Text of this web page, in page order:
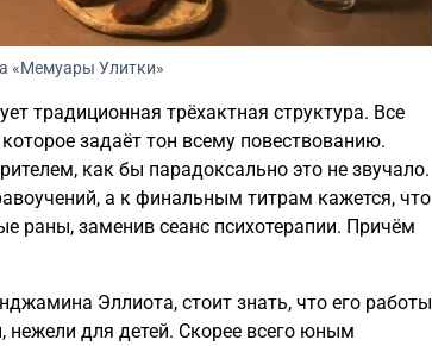
«Мемуары Улитки»
традиционная трёхактная структура. Все
задаёт тон всему повествованию.
как бы парадоксально это не звучало.
а к финальным титрам кажется, что
раны, заменив сеанс психотерапии. Причём
Эллиота, стоит знать, что его работы
нежели для детей. Скорее всего юным